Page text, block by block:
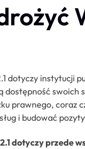
dotyczy instytucji
dostępność
prawnego, coraz
i budować
dotyczy przede